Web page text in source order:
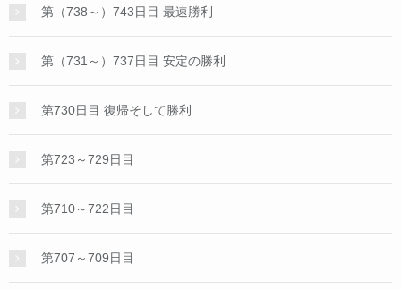
第（738～）743日目 最速勝利
第（731～）737日目 安定の勝利
第730日目 復帰そして勝利
第723～729日目
第710～722日目
第707～709日目